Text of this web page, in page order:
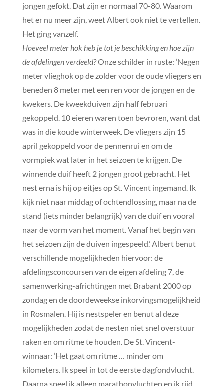
jongen gefokt. Dat zijn er normaal 70-80. Waarom
het er nu meer zijn, weet Albert ook niet te vertellen.
Het ging vanzelf.
Hoeveel meter hok heb je tot je beschikking en hoe zijn
de afdelingen verdeeld?Onze schilder in ruste: ‘Negen
meter vlieghok op de zolder voor de oude vliegers en
beneden 8 meter met een ren voor de jongen en de
kwekers. De kweekduiven zijn half februari
gekoppeld. 10 eieren waren toen bevroren, want dat
was in die koude winterweek. De vliegers zijn 15
april gekoppeld voor de pennenrui en om de
vormpiek wat later in het seizoen te krijgen. De
winnende duif heeft 2 jongen groot gebracht. Het
nest erna is hij op eitjes op St. Vincent ingemand. Ik
kijk niet naar middag of ochtendlossing, maar na de
stand (iets minder belangrijk) van de duif en vooral
naar de vorm van het moment. Vanaf het begin van
het seizoen zijn de duiven ingespeeld.’ Albert benut
verschillende mogelijkheden hiervoor: de
afdelingsconcoursen van de eigen afdeling 7, de
samenwerking-africhtingen met Brabant 2000 op
zondag en de doordeweekse inkorvingsmogelijkheid
in Rosmalen. Hij is nestspeler en benut al deze
mogelijkheden zodat de nesten niet snel overstuur
raken en om ritme te houden. De St. Vincent-
winnaar: ‘Het gaat om ritme … minder om
kilometers. Ik speel in tot de eerste dagfondvlucht.
Daarna speel ik alleen marathonvluchten en ik rijd